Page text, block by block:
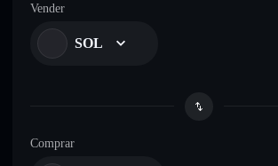
Vender
SOL
Comprar